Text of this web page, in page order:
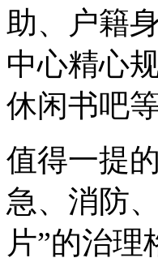
助、户籍
中心精心
休闲书吧
值得一提
急、消防
片”的治